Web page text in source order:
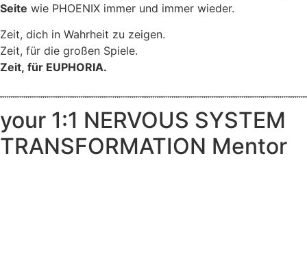
Seite wie PHOENIX immer und immer wieder.
Zeit, dich in Wahrheit zu zeigen.
Zeit, für die großen Spiele.
Zeit, für EUPHORIA.
your 1:1 NERVOUS SYSTEM
TRANSFORMATION Mentor